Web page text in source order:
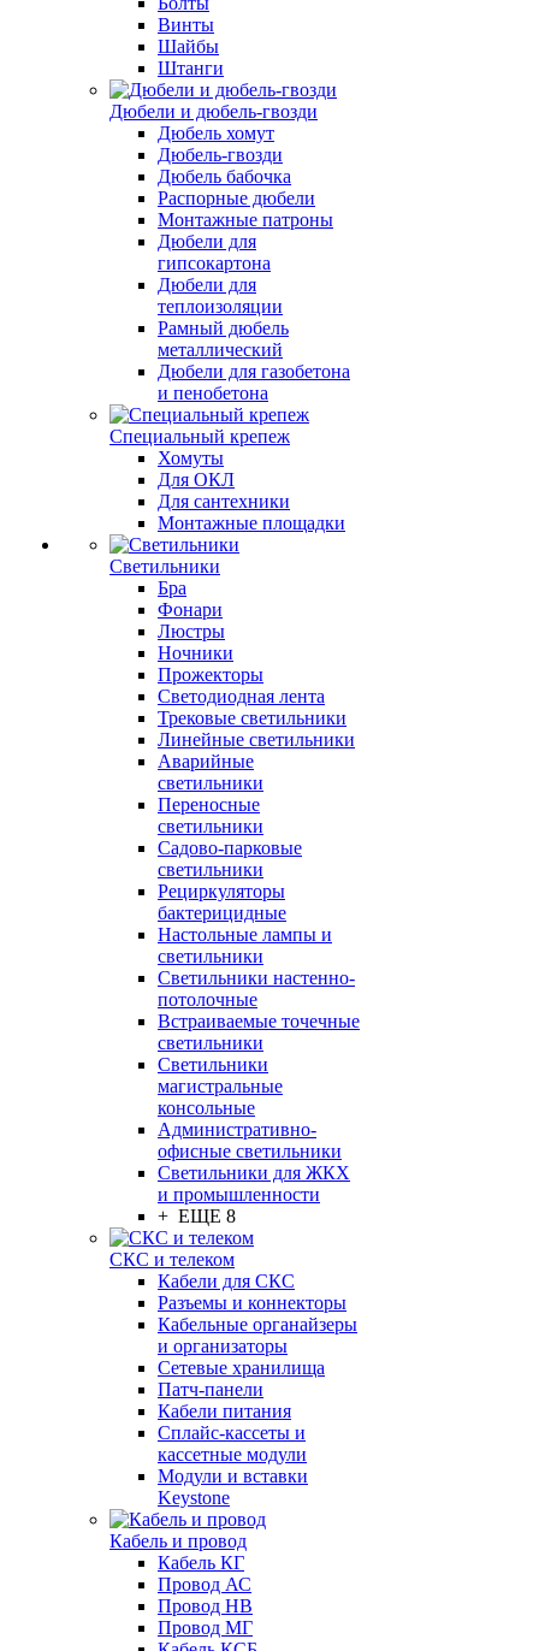
Винты
Шайбы
Штанги
Дюбели и дюбель-гвозди
Дюбель хомут
Дюбель-гвозди
Дюбель бабочка
Распорные дюбели
Монтажные патроны
Дюбели для
гипсокартона
Дюбели для
теплоизоляции
Рамный дюбель
металлический
Дюбели для газобетона
и пенобетона
Специальный крепеж
Хомуты
Для ОКЛ
Для сантехники
Монтажные площадки
Светильники
Бра
Фонари
Люстры
Ночники
Прожекторы
Светодиодная лента
Трековые светильники
Линейные светильники
Аварийные
светильники
Переносные
светильники
Садово-парковые
светильники
Рециркуляторы
бактерицидные
Настольные лампы и
светильники
Светильники настенно-
потолочные
Встраиваемые точечные
светильники
Светильники
магистральные
консольные
Административно-
офисные светильники
Светильники для ЖКХ
и промышленности
+ ЕЩЕ 8
СКС и телеком
Кабели для СКС
Разъемы и коннекторы
Кабельные органайзеры
и организаторы
Сетевые хранилища
Патч-панели
Кабели питания
Сплайс-кассеты и
кассетные модули
Модули и вставки
Keystone
Кабель и провод
Кабель КГ
Провод АС
Провод НВ
Провод МГ